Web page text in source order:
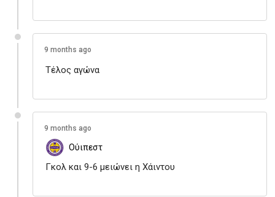
9 months ago
Τέλος αγώνα
9 months ago
Ούιπεστ
Γκολ και 9-6 μειώνει η Χάιντου